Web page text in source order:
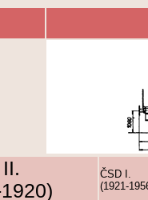
ČSD I.
(1921-